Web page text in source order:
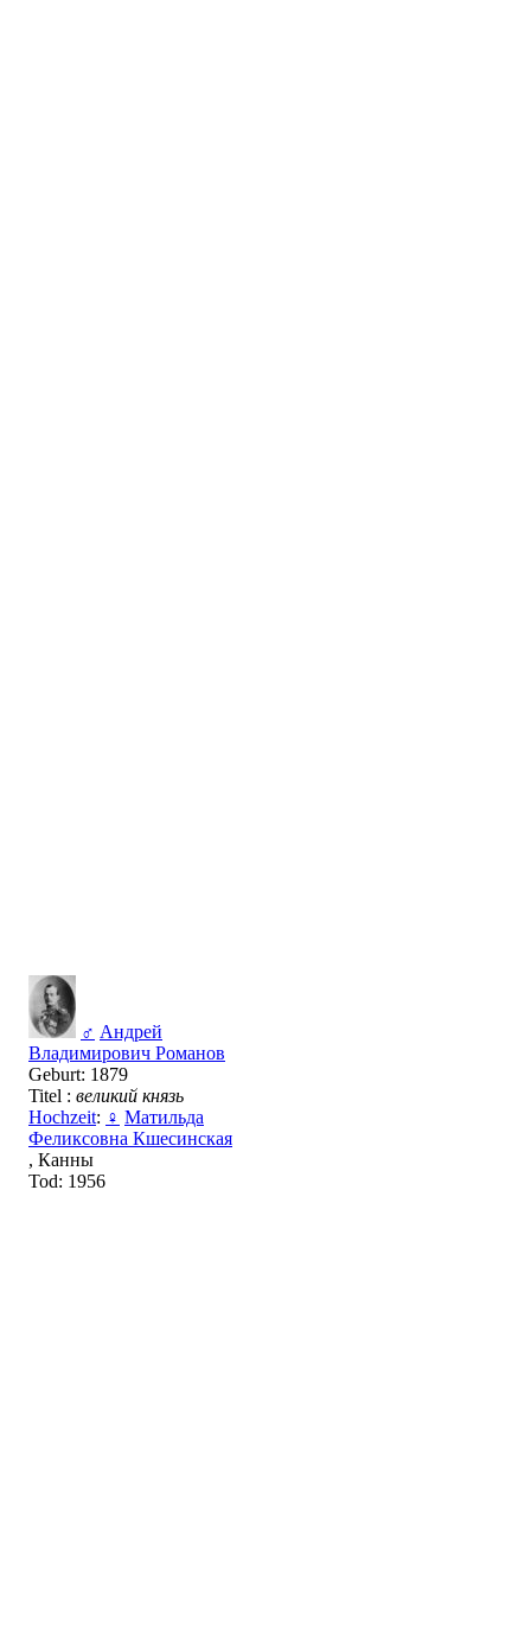
♂ Андрей
Владимирович Романов
Geburt: 1879
Titel : великий князь
Hochzeit: ♀ Матильда
Феликсовна Кшесинская
, Канны
Tod: 1956